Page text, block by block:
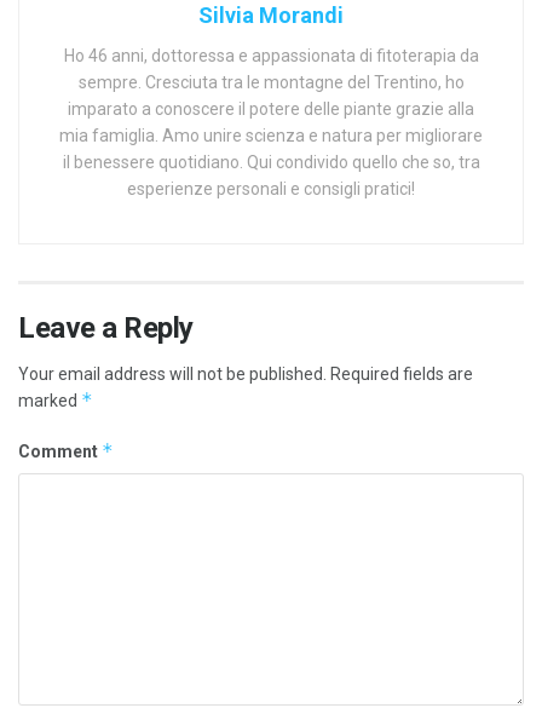
Silvia Morandi
Ho 46 anni, dottoressa e appassionata di fitoterapia da
sempre. Cresciuta tra le montagne del Trentino, ho
imparato a conoscere il potere delle piante grazie alla
mia famiglia. Amo unire scienza e natura per migliorare
il benessere quotidiano. Qui condivido quello che so, tra
esperienze personali e consigli pratici!
Leave a Reply
Your email address will not be published. Required fields are
marked *
Comment *